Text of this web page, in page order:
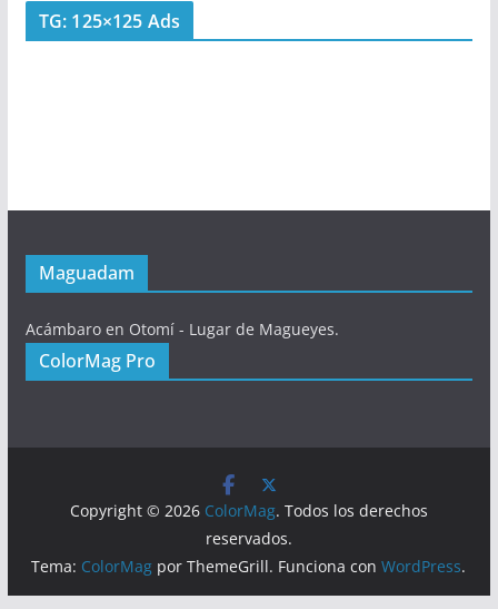
TG: 125×125 Ads
Maguadam
Acámbaro en Otomí - Lugar de Magueyes.
ColorMag Pro
Copyright © 2026 ColorMag. Todos los derechos
reservados.
Tema: ColorMag por ThemeGrill. Funciona conWordPress.